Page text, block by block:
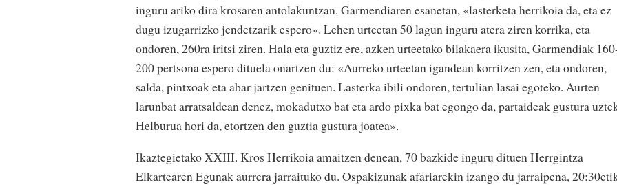
inguru ariko dira krosaren antolakuntzan. Garmendiaren esanetan, «lasterketa herrikoia da, eta ez
dugu izugarrizko jendetzarik espero». Lehen urteetan 50 lagun inguru atera ziren korrika, eta
ondoren, 260ra iritsi ziren. Hala eta guztiz ere, azken urteetako bilakaera ikusita, Garmendiak
200 pertsona espero dituela onartzen du: «Aurreko urteetan igandean korritzen zen, eta ondoren,
salda, pintxoak eta abar jartzen genituen. Lasterka ibili ondoren, tertulian lasai egoteko. Aurten
larunbat arratsaldean denez, mokadutxo bat eta ardo pixka bat egongo da, partaideak gustura
Helburua hori da, etortzen den guztia gustura joatea».
Ikaztegietako XXIII. Kros Herrikoia amaitzen denean, 70 bazkide inguru dituen Herrgintza
Elkartearen Egunak aurrera jarraituko du. Ospakizunak afariarekin izango du jarraipena,